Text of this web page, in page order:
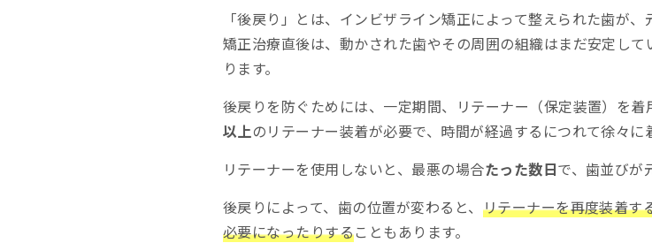
リテーナーはいつまで装着すれば良い？
リテーナーをなくしたらどうする？追加費用はかかる？
リテーナーが破損してしまった場合は？
「後戻り」とは、インビザライン矯正によって整えられた歯が
矯正治療直後は、動かされた歯やその周囲の組織はまだ安定し
ります。
後戻りを防ぐためには、一定期間、リテーナー（保定装置）を着
以上のリテーナー装着が必要で、時間が経過するにつれて徐々に
リテーナーを使用しないと、最悪の場合たった数日で、歯並びが
後戻りによって、歯の位置が変わると、 リテーナーを再度装着す
必要になったりすることもあります。